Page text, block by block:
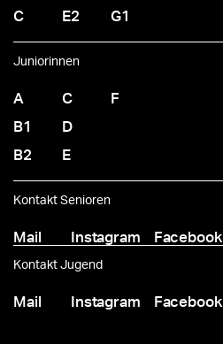
C
E2
G1
Juniorinnen
A
B1
B2
C
D
E
F
Kontakt Senioren
Mail Instagram Facebook
Kontakt Jugend
Mail Instagram Facebook